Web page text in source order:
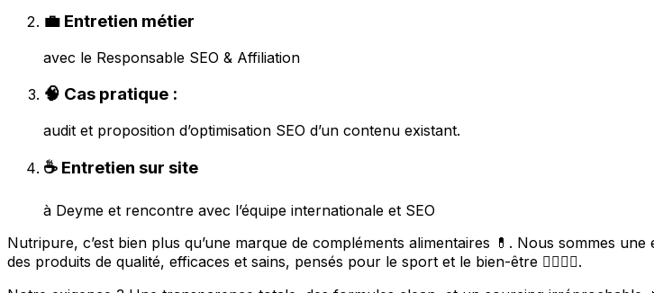
💼 Entretien métier
avec le Responsable SEO & Affiliation
🧠 Cas pratique :
audit et proposition d’optimisation SEO d’un contenu existant.
☕ Entretien sur site
à Deyme et rencontre avec l’équipe internationale et SEO
Nutripure, c’est bien plus qu’une marque de compléments alimentaires 💊. Nous sommes
des produits de qualité, efficaces et sains, pensés pour le sport et le bien-être 🏋️‍♀️🧘‍♂️.